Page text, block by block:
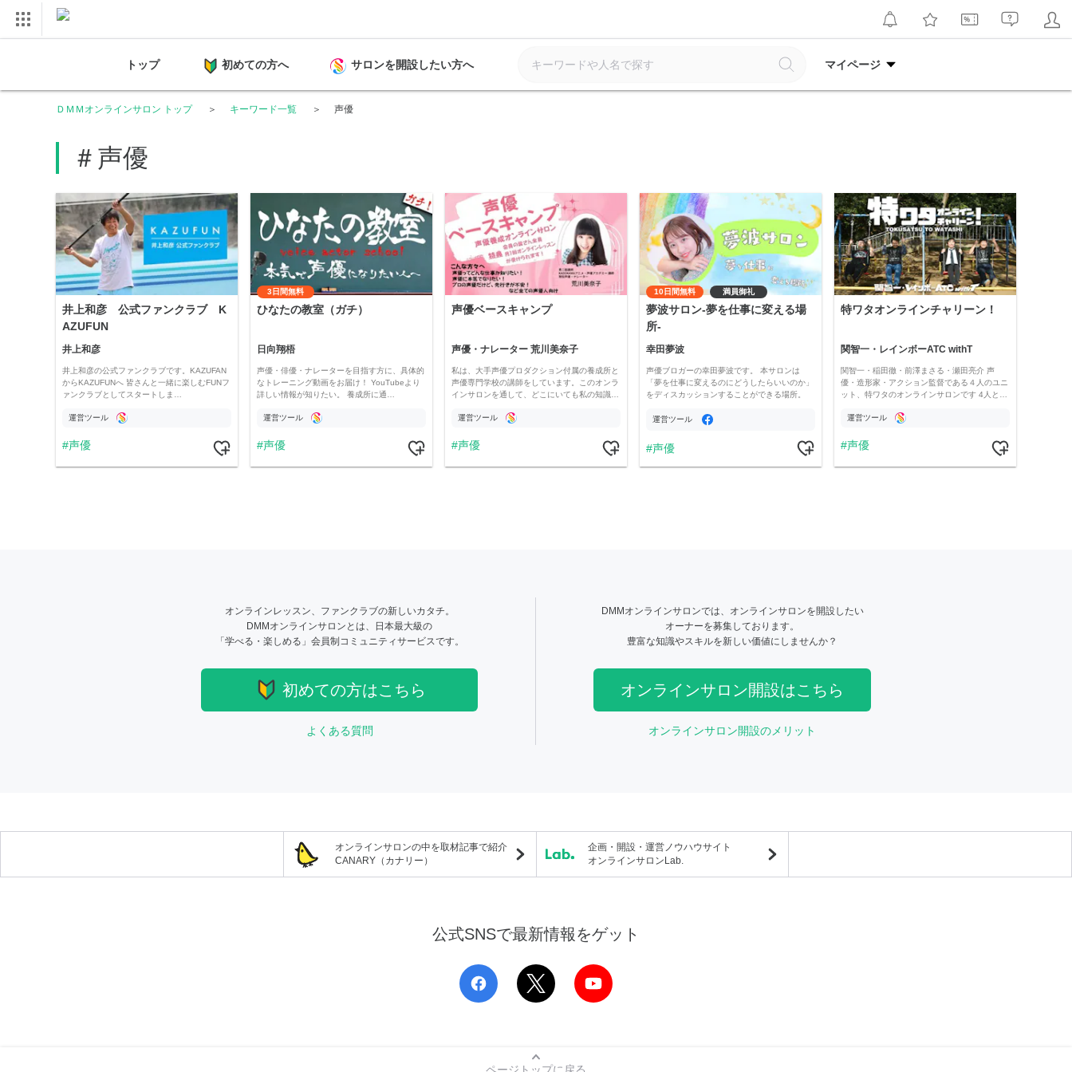
トップ 初めての方へ サロンを開設したい方へ マイページ
ＤＭＭオンラインサロン トップ キーワード一覧 声優
＃声優
井上和彦 公式ファンクラブ K
AZUFUN
井上和彦
井上和彦の公式ファンクラブです。KAZUFAN
からKAZUFUNへ 皆さんと一緒に楽しむFUNフ
ァンクラブとしてスタートしま…
運営ツール
声優
3日間無料
ひなたの教室（ガチ）
日向翔梧
声優・俳優・ナレーターを目指す方に、具体的
なトレーニング動画をお届け！ YouTubeより
詳しい情報が知りたい。 養成所に通…
運営ツール
声優
声優ベースキャンプ
声優・ナレーター 荒川美奈子
私は、大手声優プロダクション付属の養成所と
声優専門学校の講師をしています。このオンラ
インサロンを通して、どこにいても私の知識…
運営ツール
声優
10日間無料 満員御礼
夢波サロン-夢を仕事に変える場
所-
幸田夢波
声優ブロガーの幸田夢波です。 本サロンは
「夢を仕事に変えるのにどうしたらいいのか」
をディスカッションすることができる場所。
運営ツール
声優
特ワタオンラインチャリーン！
関智一・レインボーATC withT
関智一・稲田徹・前澤まさる・瀬田亮介 声
優・造形家・アクション監督である４人のユニ
ット、特ワタのオンラインサロンです 4人と…
運営ツール
声優
オンラインレッスン、ファンクラブの新しいカタチ。
DMMオンラインサロンとは、日本最大級の
「学べる・楽しめる」会員制コミュニティサービスです。
初めての方はこちら
よくある質問
DMMオンラインサロンでは、オンラインサロンを開設したい
オーナーを募集しております。
豊富な知識やスキルを新しい価値にしませんか？
オンラインサロン開設はこちら
オンラインサロン開設のメリット
オンラインサロンの中を取材記事で紹介
CANARY（カナリー）
企画・開設・運営ノウハウサイト
オンラインサロンLab.
公式SNSで最新情報をゲット